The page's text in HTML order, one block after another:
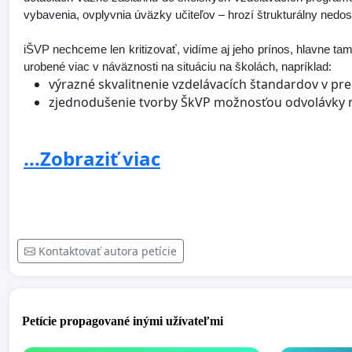
vybavenia, ovplyvnia úväzky učiteľov – hrozí štrukturálny
iŠVP nechceme len kritizovať, vidíme aj jeho prínos, hlavne
urobené viac v náväznosti na situáciu na školách, napríklad:
výrazné skvalitnenie vzdelávacích štandardov v
zjednodušenie tvorby ŠkVP možnosťou odvolávky
Domnievame sa, že predložený iŠVP by nemal byť
fundovanú a pedagogickým výskumom ako aj sústavne
a ako to má urobiť),
odstrániť nevykonateľné ustanovenia (štandard
vypracovať niekoľko modelov učebných plánov
ktoré potrebujú vzor (učebné plány s
...Zobraziť viac
Kontaktovať autora petície
Petície propagované inými užívateľmi